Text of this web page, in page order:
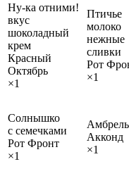
Ну-ка отними!
вкус
шоколадный
крем
Красный
Октябрь
×1
Птичье
молоко
нежные
сливки
Рот
×1
Солнышко
с семечками
Рот Фронт
×1
Амбрель
Акконд
×1